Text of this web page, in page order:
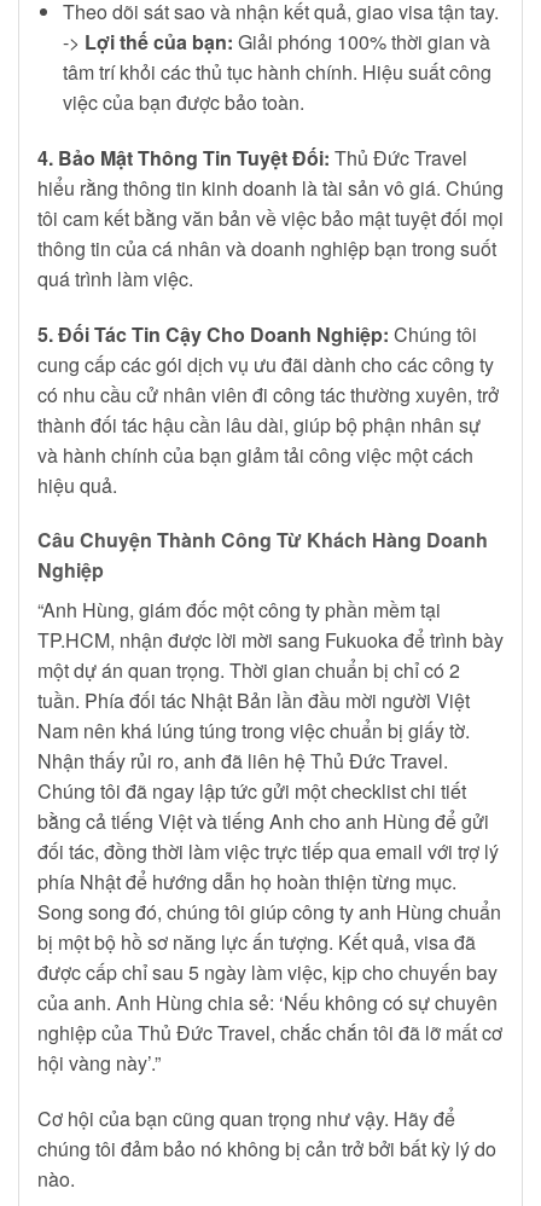
Theo dõi sát sao và nhận kết quả, giao visa tận tay.
-> Lợi thế của bạn: Giải phóng 100% thời gian và
tâm trí khỏi các thủ tục hành chính. Hiệu suất công
việc của bạn được bảo toàn.
4. Bảo Mật Thông Tin Tuyệt Đối: Thủ Đức Travel
hiểu rằng thông tin kinh doanh là tài sản vô giá. Chúng
tôi cam kết bằng văn bản về việc bảo mật tuyệt đối mọi
thông tin của cá nhân và doanh nghiệp bạn trong suốt
quá trình làm việc.
5. Đối Tác Tin Cậy Cho Doanh Nghiệp: Chúng tôi
cung cấp các gói dịch vụ ưu đãi dành cho các công ty
có nhu cầu cử nhân viên đi công tác thường xuyên, trở
thành đối tác hậu cần lâu dài, giúp bộ phận nhân sự
và hành chính của bạn giảm tải công việc một cách
hiệu quả.
Câu Chuyện Thành Công Từ Khách Hàng Doanh
Nghiệp
“Anh Hùng, giám đốc một công ty phần mềm tại
TP.HCM, nhận được lời mời sang Fukuoka để trình bày
một dự án quan trọng. Thời gian chuẩn bị chỉ có 2
tuần. Phía đối tác Nhật Bản lần đầu mời người Việt
Nam nên khá lúng túng trong việc chuẩn bị giấy tờ.
Nhận thấy rủi ro, anh đã liên hệ Thủ Đức Travel.
Chúng tôi đã ngay lập tức gửi một checklist chi tiết
bằng cả tiếng Việt và tiếng Anh cho anh Hùng để gửi
đối tác, đồng thời làm việc trực tiếp qua email với trợ lý
phía Nhật để hướng dẫn họ hoàn thiện từng mục.
Song song đó, chúng tôi giúp công ty anh Hùng chuẩn
bị một bộ hồ sơ năng lực ấn tượng. Kết quả, visa đã
được cấp chỉ sau 5 ngày làm việc, kịp cho chuyến bay
của anh. Anh Hùng chia sẻ: ‘Nếu không có sự chuyên
nghiệp của Thủ Đức Travel, chắc chắn tôi đã lỡ mất cơ
hội vàng này’.”
Cơ hội của bạn cũng quan trọng như vậy. Hãy để
chúng tôi đảm bảo nó không bị cản trở bởi bất kỳ lý do
nào.